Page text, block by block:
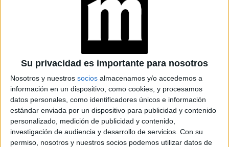
Su privacidad es importante para nosotros
Nosotros y nuestros socios almacenamos y/o accedemos a
información en un dispositivo, como cookies, y procesamos
datos personales, como identificadores únicos e información
estándar enviada por un dispositivo para publicidad y contenido
personalizado, medición de publicidad y contenido,
investigación de audiencia y desarrollo de servicios. Con su
permiso, nosotros y nuestros socios podemos utilizar datos de
Caras Noticias
Weekend Parabrisas
Look
Luz Mía Lunateen Break BATimes
© Perfil.com 2006-2019 - Todos los derechos reservados
Registro de Propiedad Intelectual: Nro. 5346433